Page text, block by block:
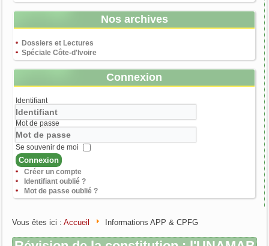
Nos archives
Dossiers et Lectures
Spéciale Côte-d'Ivoire
Connexion
Identifiant
Mot de passe
Se souvenir de moi
Connexion
Créer un compte
Identifiant oublié ?
Mot de passe oublié ?
Vous êtes ici :Accueil Informations APP & CPFG